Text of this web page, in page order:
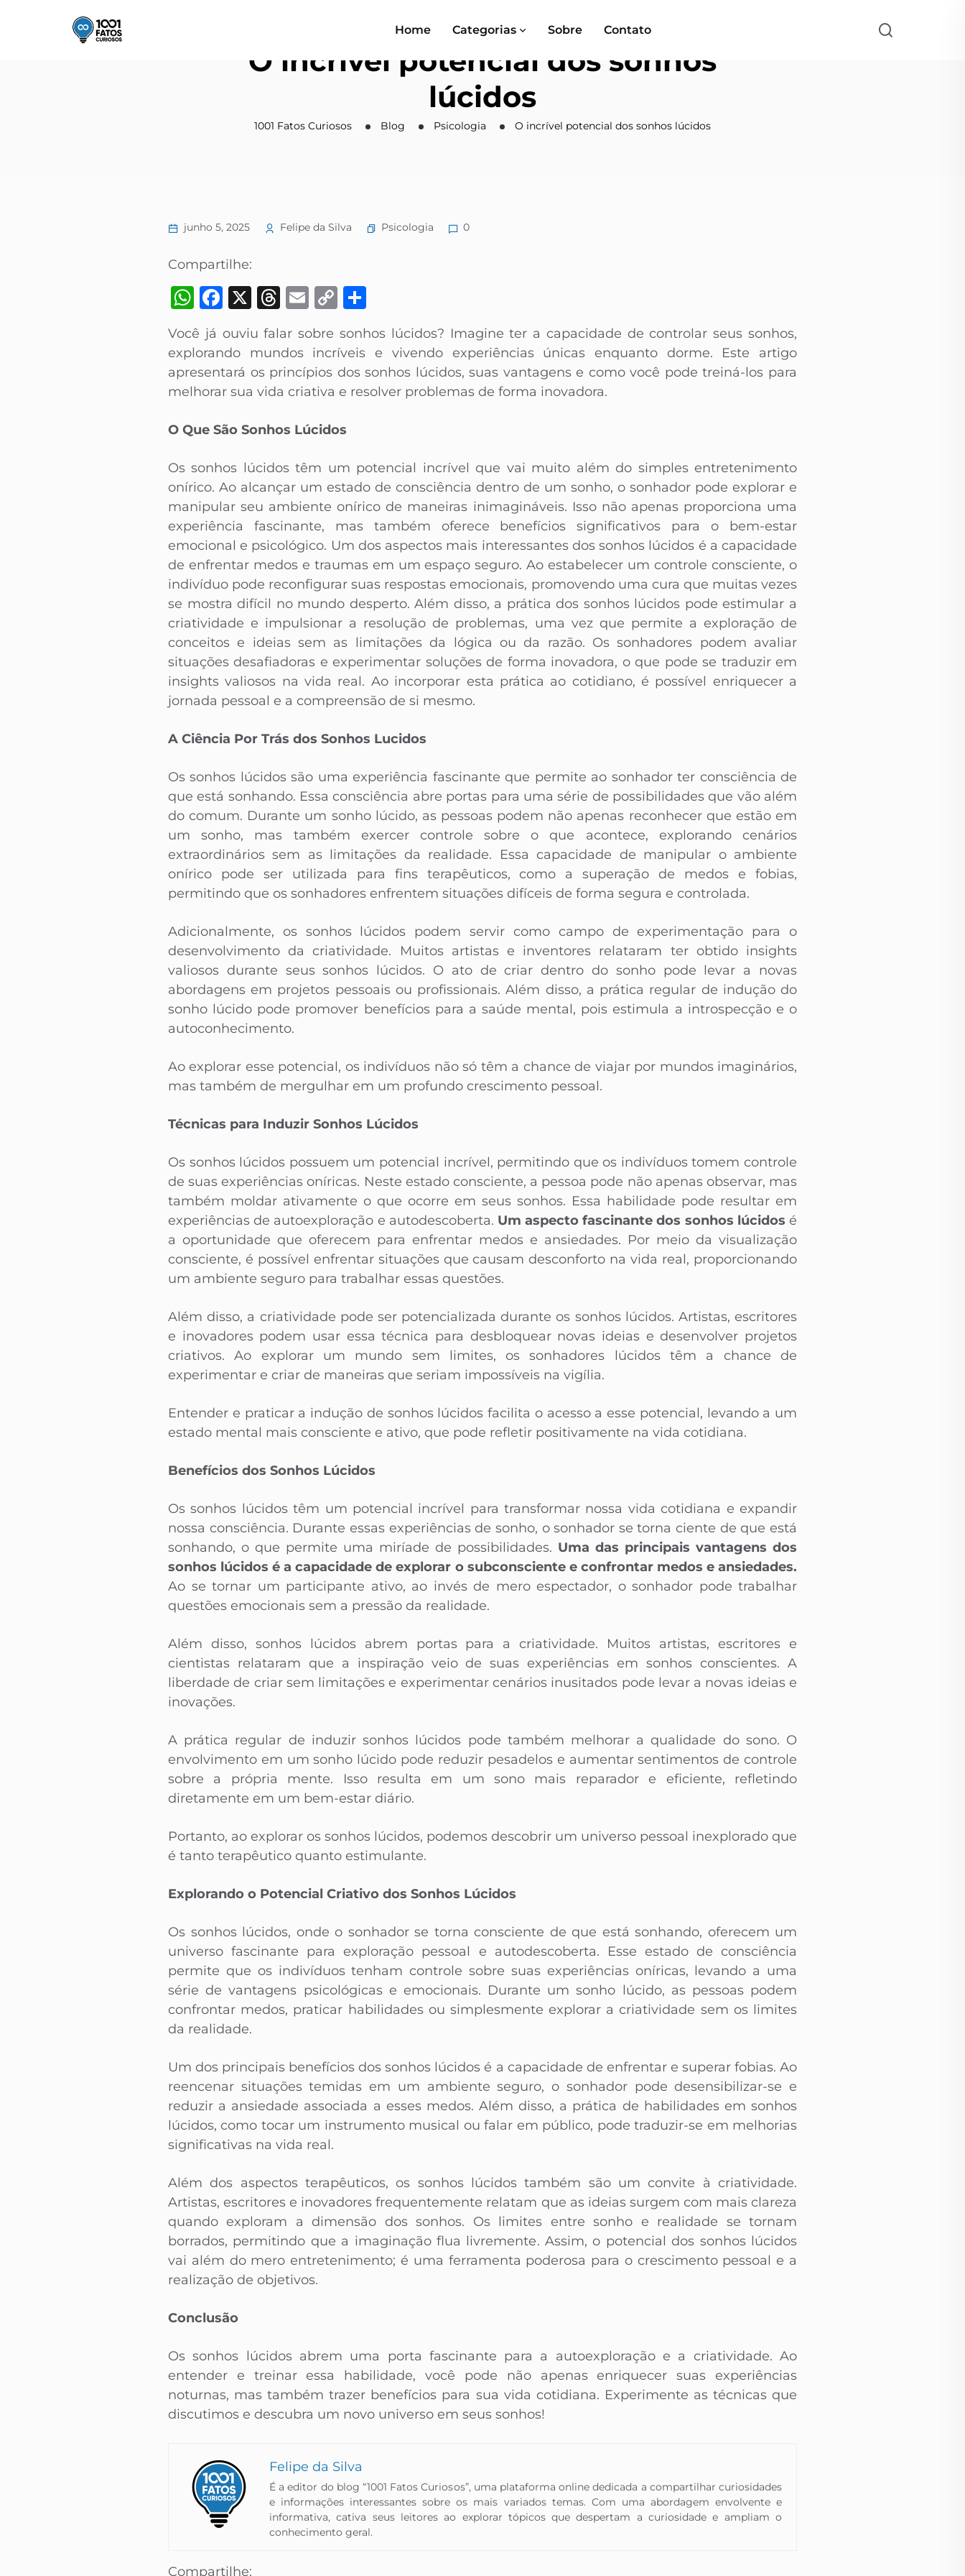
Home Categorias Sobre Contato
O incrível potencial dos sonhos
lúcidos
1001 Fatos Curiosos Blog Psicologia O incrível potencial dos sonhos lúcidos
junho 5, 2025 Felipe da Silva Psicologia 0
Compartilhe:
WhatsApp
Facebook
X Threads
Email
Copy
Link
Você já ouviu falar sobre sonhos lúcidos? Imagine ter a capacidade de controlar seus sonhos,
explorando mundos incríveis e vivendo experiências únicas enquanto dorme. Este artigo
apresentará os princípios dos sonhos lúcidos, suas vantagens e como você pode treiná-los para
melhorar sua vida criativa e resolver problemas de forma inovadora.
O Que São Sonhos Lúcidos
Os sonhos lúcidos têm um potencial incrível que vai muito além do simples entretenimento
onírico. Ao alcançar um estado de consciência dentro de um sonho, o sonhador pode explorar e
manipular seu ambiente onírico de maneiras inimagináveis. Isso não apenas proporciona uma
experiência fascinante, mas também oferece benefícios significativos para o bem-estar
emocional e psicológico. Um dos aspectos mais interessantes dos sonhos lúcidos é a capacidade
de enfrentar medos e traumas em um espaço seguro. Ao estabelecer um controle consciente, o
indivíduo pode reconfigurar suas respostas emocionais, promovendo uma cura que muitas vezes
se mostra difícil no mundo desperto. Além disso, a prática dos sonhos lúcidos pode estimular a
criatividade e impulsionar a resolução de problemas, uma vez que permite a exploração de
conceitos e ideias sem as limitações da lógica ou da razão. Os sonhadores podem avaliar
situações desafiadoras e experimentar soluções de forma inovadora, o que pode se traduzir em
insights valiosos na vida real. Ao incorporar esta prática ao cotidiano, é possível enriquecer a
jornada pessoal e a compreensão de si mesmo.
A Ciência Por Trás dos Sonhos Lucidos
Os sonhos lúcidos são uma experiência fascinante que permite ao sonhador ter consciência de
que está sonhando. Essa consciência abre portas para uma série de possibilidades que vão além
do comum. Durante um sonho lúcido, as pessoas podem não apenas reconhecer que estão em
um sonho, mas também exercer controle sobre o que acontece, explorando cenários
extraordinários sem as limitações da realidade. Essa capacidade de manipular o ambiente
onírico pode ser utilizada para fins terapêuticos, como a superação de medos e fobias,
permitindo que os sonhadores enfrentem situações difíceis de forma segura e controlada.
Adicionalmente, os sonhos lúcidos podem servir como campo de experimentação para o
desenvolvimento da criatividade. Muitos artistas e inventores relataram ter obtido insights
valiosos durante seus sonhos lúcidos. O ato de criar dentro do sonho pode levar a novas
abordagens em projetos pessoais ou profissionais. Além disso, a prática regular de indução do
sonho lúcido pode promover benefícios para a saúde mental, pois estimula a introspecção e o
autoconhecimento.
Ao explorar esse potencial, os indivíduos não só têm a chance de viajar por mundos imaginários,
mas também de mergulhar em um profundo crescimento pessoal.
Técnicas para Induzir Sonhos Lúcidos
Os sonhos lúcidos possuem um potencial incrível, permitindo que os indivíduos tomem controle
de suas experiências oníricas. Neste estado consciente, a pessoa pode não apenas observar, mas
também moldar ativamente o que ocorre em seus sonhos. Essa habilidade pode resultar em
experiências de autoexploração e autodescoberta. Um aspecto fascinante dos sonhos lúcidos é
a oportunidade que oferecem para enfrentar medos e ansiedades. Por meio da visualização
consciente, é possível enfrentar situações que causam desconforto na vida real, proporcionando
um ambiente seguro para trabalhar essas questões.
Além disso, a criatividade pode ser potencializada durante os sonhos lúcidos. Artistas, escritores
e inovadores podem usar essa técnica para desbloquear novas ideias e desenvolver projetos
criativos. Ao explorar um mundo sem limites, os sonhadores lúcidos têm a chance de
experimentar e criar de maneiras que seriam impossíveis na vigília.
Entender e praticar a indução de sonhos lúcidos facilita o acesso a esse potencial, levando a um
estado mental mais consciente e ativo, que pode refletir positivamente na vida cotidiana.
Benefícios dos Sonhos Lúcidos
Os sonhos lúcidos têm um potencial incrível para transformar nossa vida cotidiana e expandir
nossa consciência. Durante essas experiências de sonho, o sonhador se torna ciente de que está
sonhando, o que permite uma miríade de possibilidades. Uma das principais vantagens dos
sonhos lúcidos é a capacidade de explorar o subconsciente e confrontar medos e ansiedades.
Ao se tornar um participante ativo, ao invés de mero espectador, o sonhador pode trabalhar
questões emocionais sem a pressão da realidade.
Além disso, sonhos lúcidos abrem portas para a criatividade. Muitos artistas, escritores e
cientistas relataram que a inspiração veio de suas experiências em sonhos conscientes. A
liberdade de criar sem limitações e experimentar cenários inusitados pode levar a novas ideias e
inovações.
A prática regular de induzir sonhos lúcidos pode também melhorar a qualidade do sono. O
envolvimento em um sonho lúcido pode reduzir pesadelos e aumentar sentimentos de controle
sobre a própria mente. Isso resulta em um sono mais reparador e eficiente, refletindo
diretamente em um bem-estar diário.
Portanto, ao explorar os sonhos lúcidos, podemos descobrir um universo pessoal inexplorado que
é tanto terapêutico quanto estimulante.
Explorando o Potencial Criativo dos Sonhos Lúcidos
Os sonhos lúcidos, onde o sonhador se torna consciente de que está sonhando, oferecem um
universo fascinante para exploração pessoal e autodescoberta. Esse estado de consciência
permite que os indivíduos tenham controle sobre suas experiências oníricas, levando a uma
série de vantagens psicológicas e emocionais. Durante um sonho lúcido, as pessoas podem
confrontar medos, praticar habilidades ou simplesmente explorar a criatividade sem os limites
da realidade.
Um dos principais benefícios dos sonhos lúcidos é a capacidade de enfrentar e superar fobias. Ao
reencenar situações temidas em um ambiente seguro, o sonhador pode desensibilizar-se e
reduzir a ansiedade associada a esses medos. Além disso, a prática de habilidades em sonhos
lúcidos, como tocar um instrumento musical ou falar em público, pode traduzir-se em melhorias
significativas na vida real.
Além dos aspectos terapêuticos, os sonhos lúcidos também são um convite à criatividade.
Artistas, escritores e inovadores frequentemente relatam que as ideias surgem com mais clareza
quando exploram a dimensão dos sonhos. Os limites entre sonho e realidade se tornam
borrados, permitindo que a imaginação flua livremente. Assim, o potencial dos sonhos lúcidos
vai além do mero entretenimento; é uma ferramenta poderosa para o crescimento pessoal e a
realização de objetivos.
Conclusão
Os sonhos lúcidos abrem uma porta fascinante para a autoexploração e a criatividade. Ao
entender e treinar essa habilidade, você pode não apenas enriquecer suas experiências
noturnas, mas também trazer benefícios para sua vida cotidiana. Experimente as técnicas que
discutimos e descubra um novo universo em seus sonhos!
Felipe da Silva
É a editor do blog “1001 Fatos Curiosos”, uma plataforma online dedicada a compartilhar curiosidades
e informações interessantes sobre os mais variados temas. Com uma abordagem envolvente e
informativa, cativa seus leitores ao explorar tópicos que despertam a curiosidade e ampliam o
conhecimento geral.​
Compartilhe: